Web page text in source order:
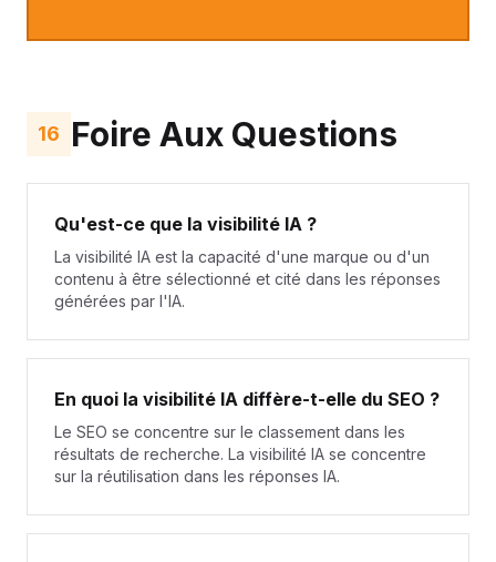
16 Foire Aux Questions
Qu'est-ce que la visibilité IA ?
La visibilité IA est la capacité d'une marque ou d'un
contenu à être sélectionné et cité dans les réponses
générées par l'IA.
En quoi la visibilité IA diffère-t-elle du SEO ?
Le SEO se concentre sur le classement dans les
résultats de recherche. La visibilité IA se concentre
sur la réutilisation dans les réponses IA.